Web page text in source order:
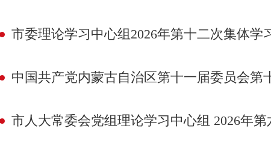
市委理论学习中心组2026年第十二次集体学习
中国共产党内蒙古自治区第十一届委员会第
市人大常委会党组理论学习中心组 2026年